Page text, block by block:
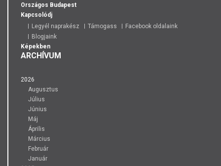
Országos Budapest
Kapcsolódj
Legyél naprakész
Támogass
Facebook oldalaink
Blogjaink
Képekben
ARCHÍVUM
2026
Augusztus
Július
Június
Máj
Április
Március
Február
Január